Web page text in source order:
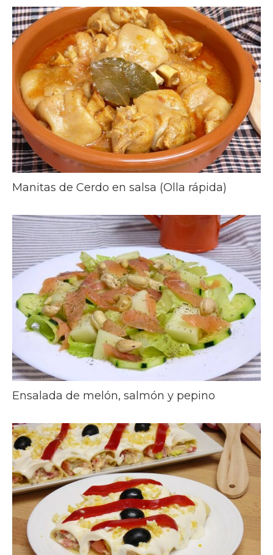
Manitas de Cerdo en salsa (Olla rápida)
Ensalada de melón, salmón y pepino